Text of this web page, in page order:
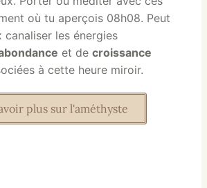
où tu aperçois 08h08. Peut
canaliser les énergies
et de croissance
à cette heure miroir.
plus sur l'améthyste